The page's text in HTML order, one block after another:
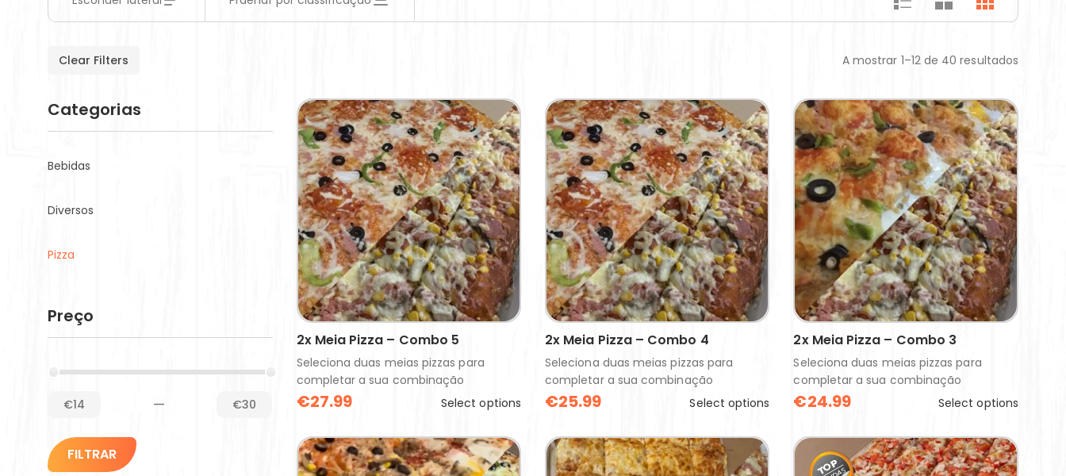
Clear Filters A mostrar 1–12 de 40 resultados
Categorias
Bebidas
Diversos
Pizza
Preço
€14 — €30
FILTRAR
2x Meia Pizza – Combo 5
Seleciona duas meias pizzas para
completar a sua combinação
€27.99 Select options
2x Meia Pizza – Combo 4
Seleciona duas meias pizzas para
completar a sua combinação
€25.99 Select options
2x Meia Pizza – Combo 3
Seleciona duas meias pizzas para
completar a sua combinação
€24.99 Select options